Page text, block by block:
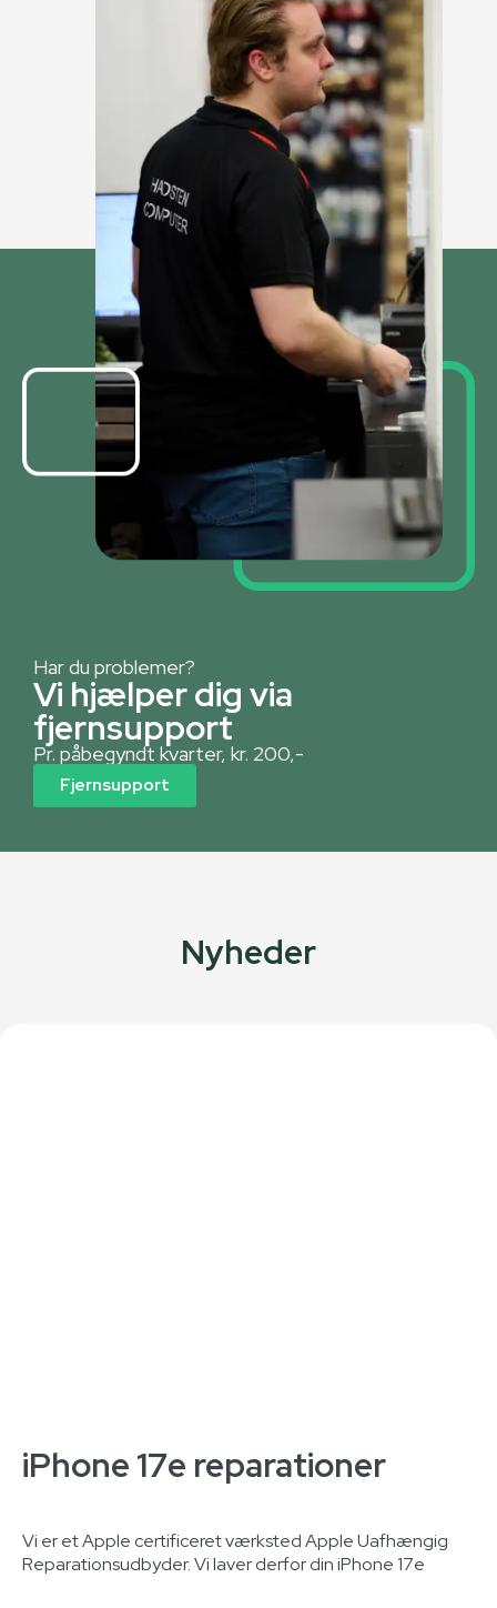
Har du problemer?
Vi hjælper dig via
fjernsupport
Pr. påbegyndt kvarter, kr. 200,-
Fjernsupport
Nyheder
iPhone 17e reparationer
Vi er et Apple certificeret værksted Apple Uafhængig
Reparationsudbyder. Vi laver derfor din iPhone 17e